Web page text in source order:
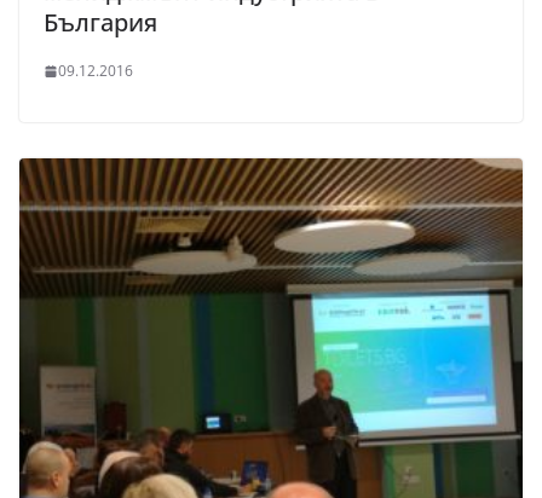
България
09.12.2016